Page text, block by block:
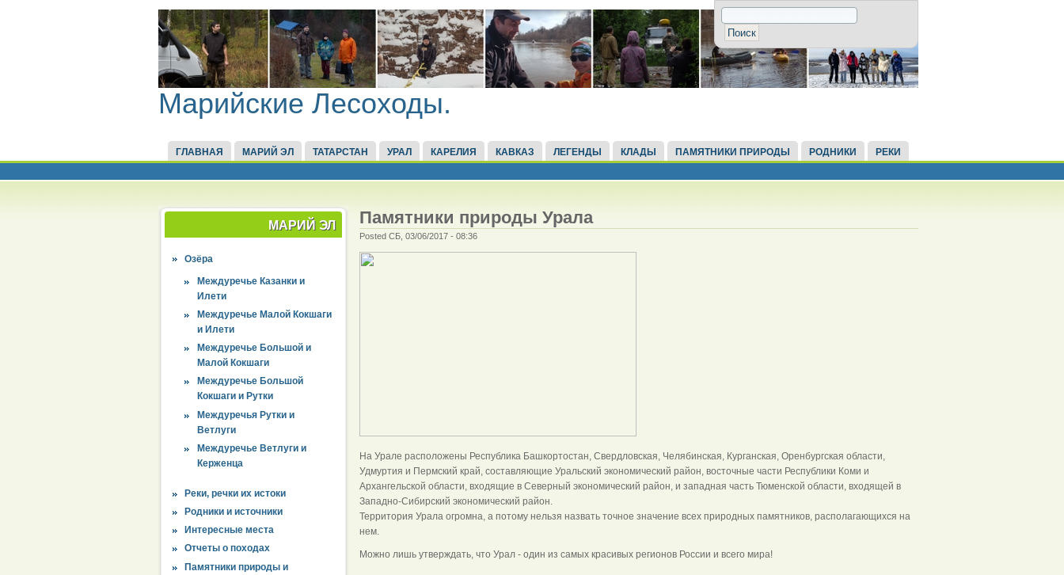
Марийские Лесоходы.
ГЛАВНАЯ МАРИЙ ЭЛ ТАТАРСТАН УРАЛ КАРЕЛИЯ КАВКАЗ ЛЕГЕНДЫ КЛАДЫ ПАМЯТНИКИ ПРИРОДЫ РОДНИКИ РЕКИ
МАРИЙ ЭЛ
Озёра
Междуречье Казанки и
Илети
Междуречье Малой Кокшаги
и Илети
Междуречье Большой и
Малой Кокшаги
Междуречье Большой
Кокшаги и Рутки
Междуречья Рутки и
Ветлуги
Междуречье Ветлуги и
Керженца
Реки, речки их истоки
Родники и источники
Интересные места
Отчеты о походах
Памятники природы и
Памятники природы Урала
Posted СБ, 03/06/2017 - 08:36
На Урале расположены Республика Башкортостан, Свердловская, Челябинская, Курганская, Оренбургская области,
Удмуртия и Пермский край, составляющие Уральский экономический район, восточные части Республики Коми и
Архангельской области, входящие в Северный экономический район, и западная часть Тюменской области, входящей в
Западно-Сибирский экономический район.
Территория Урала огромна, а потому нельзя назвать точное значение всех природных памятников, располагающихся на
нем.
Можно лишь утверждать, что Урал - один из самых красивых регионов России и всего мира!